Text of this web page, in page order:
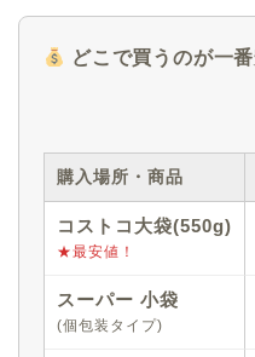
どこで買うのが一
購入場所・商品
コストコ大袋(550g)
★最安値！
スーパー 小袋
(個包装タイプ)